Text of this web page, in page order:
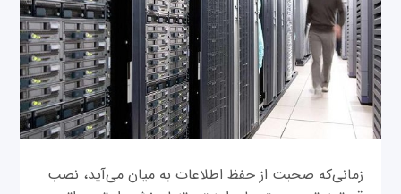
زمانی‌‌که صحبت از حفظ اطلاعات به میان می‌آید، نصب